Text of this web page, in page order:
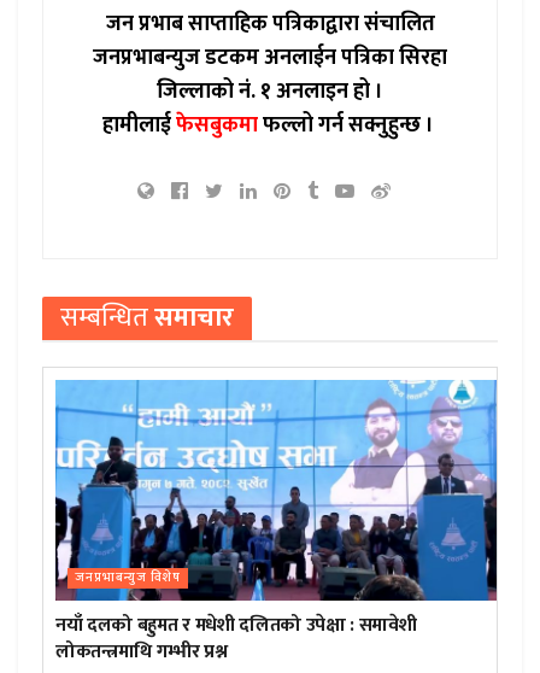
जन प्रभाब साप्ताहिक पत्रिकाद्वारा संचालित
जनप्रभाबन्युज डटकम अनलाईन पत्रिका सिरहा
जिल्लाको नं. १ अनलाइन हो ।
हामीलाईफेसबुकमाफल्लो गर्न सक्नुहुन्छ ।
सम्बन्धितसमाचार
जनप्रभाबन्युज विशेष
नयाँ दलको बहुमत र मधेशी दलितको उपेक्षा : समावेशी
लोकतन्त्रमाथि गम्भीर प्रश्न